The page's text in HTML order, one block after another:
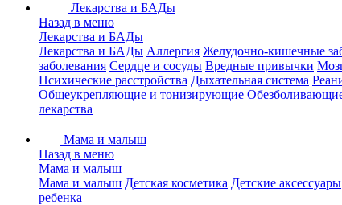
Лекарства и БАДы
Назад в меню
Лекарства и БАДы
Лекарства и БАДы Аллергия Желудочно-кишечные
заболевания Сердце и сосуды Вредные привычки
Психические расстройства Дыхательная система
Общеукрепляющие и тонизирующие
лекарства
Мама и малыш
Назад в меню
Мама и малыш
Мама и малыш Детская косметика Детские аксессуары
ребенка